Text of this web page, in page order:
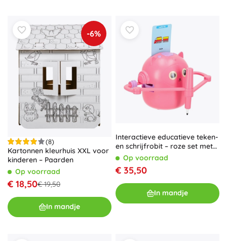
-6%
(8)
Kartonnen kleurhuis XXL voor
kinderen – Paarden
Op voorraad
€ 18,50€ 19,50
In mandje
Interactieve educatieve teken-
en schrijfrobit – roze set met
kaartjes en stiften
Op voorraad
€ 35,50
In mandje